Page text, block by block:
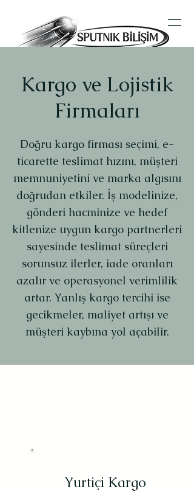
Kargo ve Lojistik
Firmaları
Doğru kargo firması seçimi, e-
ticarette teslimat hızını, müşteri
memnuniyetini ve marka algısını
doğrudan etkiler. İş modelinize,
gönderi hacminize ve hedef
kitlenize uygun kargo partnerleri
sayesinde teslimat süreçleri
sorunsuz ilerler, iade oranları
azalır ve operasyonel verimlilik
artar. Yanlış kargo tercihi ise
gecikmeler, maliyet artışı ve
müşteri kaybına yol açabilir.
Yurtiçi Kargo